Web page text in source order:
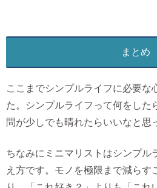
まとめ
ここまでシンプルライフに必要な
た。シンプルライフって何をした
問が少しでも晴れたらいいなと思
ちなみにミニマリストはシンプル
え方です。モノを極限まで減らす